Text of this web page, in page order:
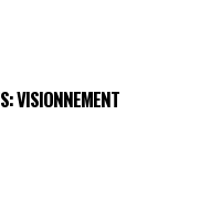
VISIONNEMENT